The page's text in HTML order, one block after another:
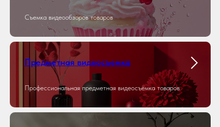
Съемка видеообзоров товаров
Предметная видеосъемка
Профессиональная предметная видеосъёмка товаров